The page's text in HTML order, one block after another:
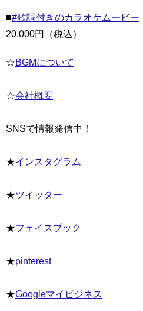
■#歌詞付きのカラオケムービー
20,000円（税込）
☆BGMについて
☆会社概要
SNSで情報発信中！
★インスタグラム
★ツイッター
★フェイスブック
★pinterest
★Googleマイビジネス